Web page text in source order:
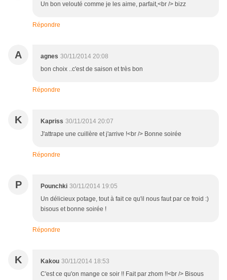
Un bon velouté comme je les aime, parfait,<br /> bizz
Répondre
A agnes 30/11/2014 20:08
bon choix ..c'est de saison et très bon
Répondre
K Kapriss 30/11/2014 20:07
J'attrape une cuillère et j'arrive !<br /> Bonne soirée
Répondre
P Pounchki 30/11/2014 19:05
Un délicieux potage, tout à fait ce qu'il nous faut par ce froid :)
bisous et bonne soirée !
Répondre
K Kakou 30/11/2014 18:53
C'est ce qu'on mange ce soir !! Fait par zhom !!<br /> Bisous